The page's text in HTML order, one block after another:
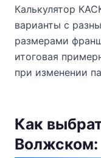
Калькулятор
варианты с
размерами
итоговая
при изменении
Как
Волжском: